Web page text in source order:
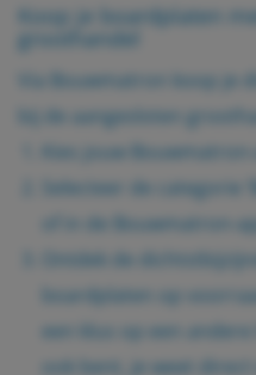
Koop je boardplaten
groothandel
Via Bouwmatron koop je
bij de aangesloten
Kies jouw
Selecteer de categorie
of in de Bouwmatron-
Ontdek de
boardplaten op
een klus op een
ook bent, je weet